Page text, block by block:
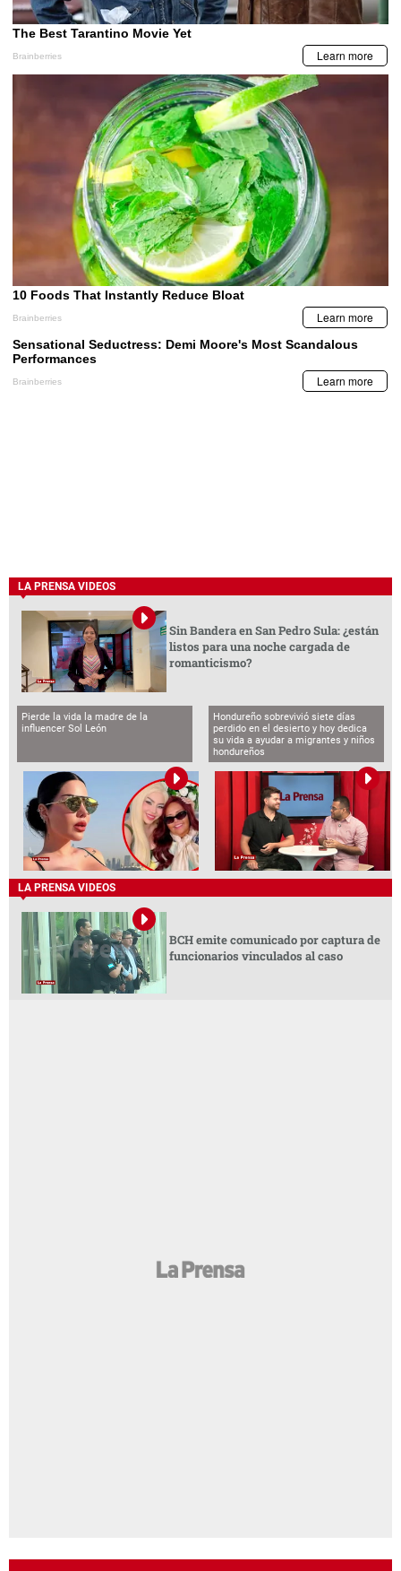
LA PRENSA VIDEOS
Sin Bandera en San Pedro Sula: ¿están
listos para una noche cargada de
romanticismo?
Pierde la vida la madre de la
influencer Sol León
Hondureño sobrevivió siete días
perdido en el desierto y hoy dedica
su vida a ayudar a migrantes y niños
hondureños
LA PRENSA VIDEOS
BCH emite comunicado por captura de
funcionarios vinculados al caso